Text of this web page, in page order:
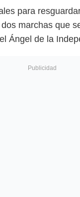
para
marchas que
Ángel de la